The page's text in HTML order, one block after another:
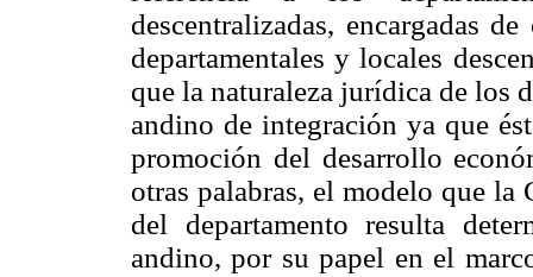
descentralizadas, encargadas
departamentales y locales
que la naturaleza jurídica de los
andino de integración ya que
promoción del desarrollo
otras palabras, el modelo que
del departamento resulta
andino, por su papel en el